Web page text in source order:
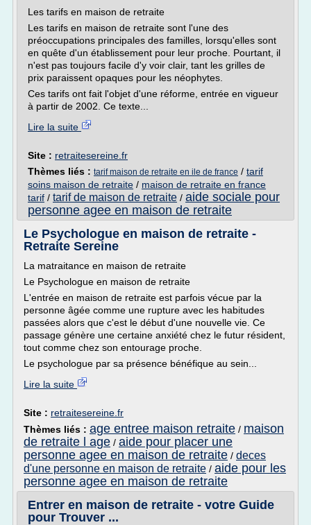
Les tarifs en maison de retraite
Les tarifs en maison de retraite sont l'une des
préoccupations principales des familles, lorsqu'elles sont
en quête d'un établissement pour leur proche. Pourtant, il
n'est pas toujours facile d'y voir clair, tant les grilles de
prix paraissent opaques pour les néophytes.
Ces tarifs ont fait l'objet d'une réforme, entrée en vigueur
à partir de 2002. Ce texte...
Lire la suite
Site : retraitesereine.fr
Thèmes liés : tarif maison de retraite en ile de france / tarif
soins maison de retraite / maison de retraite en france
tarif / tarif de maison de retraite / aide sociale pour
personne agee en maison de retraite
Le Psychologue en maison de retraite -
Retraite Sereine
La matraitance en maison de retraite
Le Psychologue en maison de retraite
L'entrée en maison de retraite est parfois vécue par la
personne âgée comme une rupture avec les habitudes
passées alors que c'est le début d'une nouvelle vie. Ce
passage génère une certaine anxiété chez le futur résident,
tout comme chez son entourage proche.
Le psychologue par sa présence bénéfique au sein...
Lire la suite
Site : retraitesereine.fr
Thèmes liés : age entree maison retraite / maison
de retraite l age / aide pour placer une
personne agee en maison de retraite / deces
d'une personne en maison de retraite / aide pour les
personne agee en maison de retraite
Entrer en maison de retraite - votre Guide
pour Trouver ...